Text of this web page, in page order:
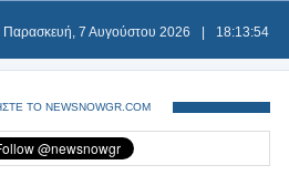
Παρασκευή, 7 Αυγούστου 2026 18:13:54
ΤΟ NEWSNOWGR.COM